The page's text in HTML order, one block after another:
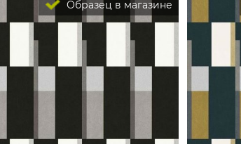
Образец в магазине